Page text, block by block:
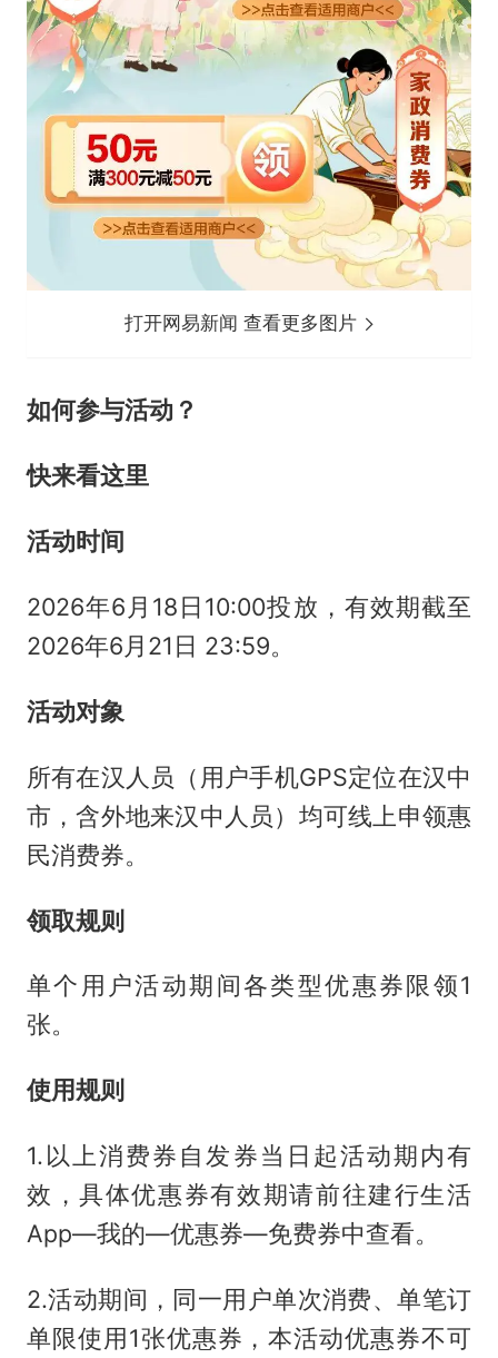
打开网易新闻 查看更多图片
如何参与活动？
快来看这里
活动时间
2026年6月18日10:00投放，有效期截至
2026年6月21日 23:59。
活动对象
所有在汉人员（用户手机GPS定位在汉中
市，含外地来汉中人员）均可线上申领惠
民消费券。
领取规则
单个用户活动期间各类型优惠券限领1
张。
使用规则
1.以上消费券自发券当日起活动期内有
效，具体优惠券有效期请前往建行生活
App—我的—优惠券—免费券中查看。
2.活动期间，同一用户单次消费、单笔订
单限使用1张优惠券，本活动优惠券不可